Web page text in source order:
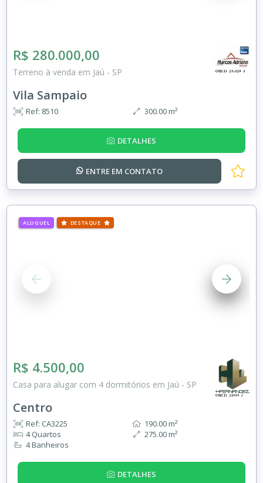
R$ 280.000,00
Terreno à venda em Jaú - SP
Vila Sampaio
Ref: 8510 300.00 m²
DETALHES
ENTRE EM CONTATO
ALUGUEL DESTAQUE
R$ 4.500,00
Casa para alugar com 4 dormitórios em Jaú - SP
Centro
Ref: CA3225
4 Quartos
4 Banheiros
190.00 m²
275.00 m²
DETALHES